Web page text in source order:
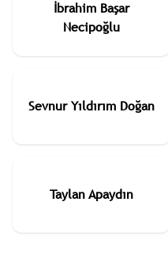
İbrahim Başar
Necipoğlu
Sevnur Yıldırım Doğan
Taylan Apaydın